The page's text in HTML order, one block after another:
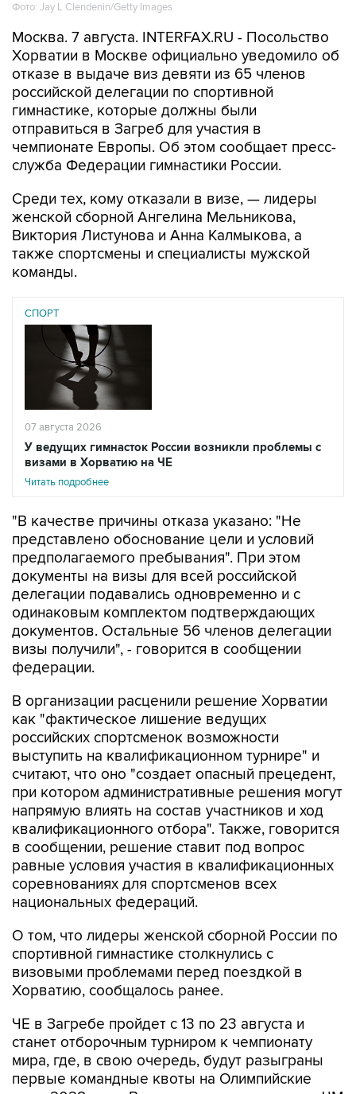
Фото: Jay L Clendenin/Getty Images
Москва. 7 августа. INTERFAX.RU - Посольство
Хорватии в Москве официально уведомило об
отказе в выдаче виз девяти из 65 членов
российской делегации по спортивной
гимнастике, которые должны были
отправиться в Загреб для участия в
чемпионате Европы. Об этом сообщает пресс-
служба Федерации гимнастики России.
Среди тех, кому отказали в визе, — лидеры
женской сборной Ангелина Мельникова,
Виктория Листунова и Анна Калмыкова, а
также спортсмены и специалисты мужской
команды.
СПОРТ
07 августа 2026
У ведущих гимнасток России возникли проблемы с
визами в Хорватию на ЧЕ
Читать подробнее
"В качестве причины отказа указано: "Не
представлено обоснование цели и условий
предполагаемого пребывания". При этом
документы на визы для всей российской
делегации подавались одновременно и с
одинаковым комплектом подтверждающих
документов. Остальные 56 членов делегации
визы получили", - говорится в сообщении
федерации.
В организации расценили решение Хорватии
как "фактическое лишение ведущих
российских спортсменок возможности
выступить на квалификационном турнире" и
считают, что оно "создает опасный прецедент,
при котором административные решения могут
напрямую влиять на состав участников и ход
квалификационного отбора". Также, говорится
в сообщении, решение ставит под вопрос
равные условия участия в квалификационных
соревнованиях для спортсменов всех
национальных федераций.
О том, что лидеры женской сборной России по
спортивной гимнастике столкнулись с
визовыми проблемами перед поездкой в
Хорватию, сообщалось ранее.
ЧЕ в Загребе пройдет с 13 по 23 августа и
станет отборочным турниром к чемпионату
мира, где, в свою очередь, будут разыграны
первые командные квоты на Олимпийские